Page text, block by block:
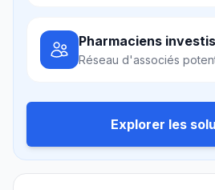
Pharmaciens
Réseau d'associés
Explorer les